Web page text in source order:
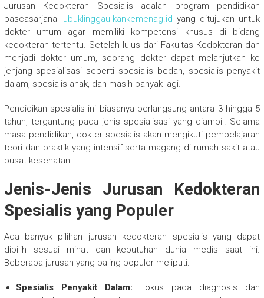
Jurusan Kedokteran Spesialis adalah program pendidikan
pascasarjana lubuklinggau-kankemenag.id yang ditujukan untuk
dokter umum agar memiliki kompetensi khusus di bidang
kedokteran tertentu. Setelah lulus dari Fakultas Kedokteran dan
menjadi dokter umum, seorang dokter dapat melanjutkan ke
jenjang spesialisasi seperti spesialis bedah, spesialis penyakit
dalam, spesialis anak, dan masih banyak lagi.
Pendidikan spesialis ini biasanya berlangsung antara 3 hingga 5
tahun, tergantung pada jenis spesialisasi yang diambil. Selama
masa pendidikan, dokter spesialis akan mengikuti pembelajaran
teori dan praktik yang intensif serta magang di rumah sakit atau
pusat kesehatan.
Jenis-Jenis Jurusan Kedokteran
Spesialis yang Populer
Ada banyak pilihan jurusan kedokteran spesialis yang dapat
dipilih sesuai minat dan kebutuhan dunia medis saat ini.
Beberapa jurusan yang paling populer meliputi:
Spesialis Penyakit Dalam: Fokus pada diagnosis dan